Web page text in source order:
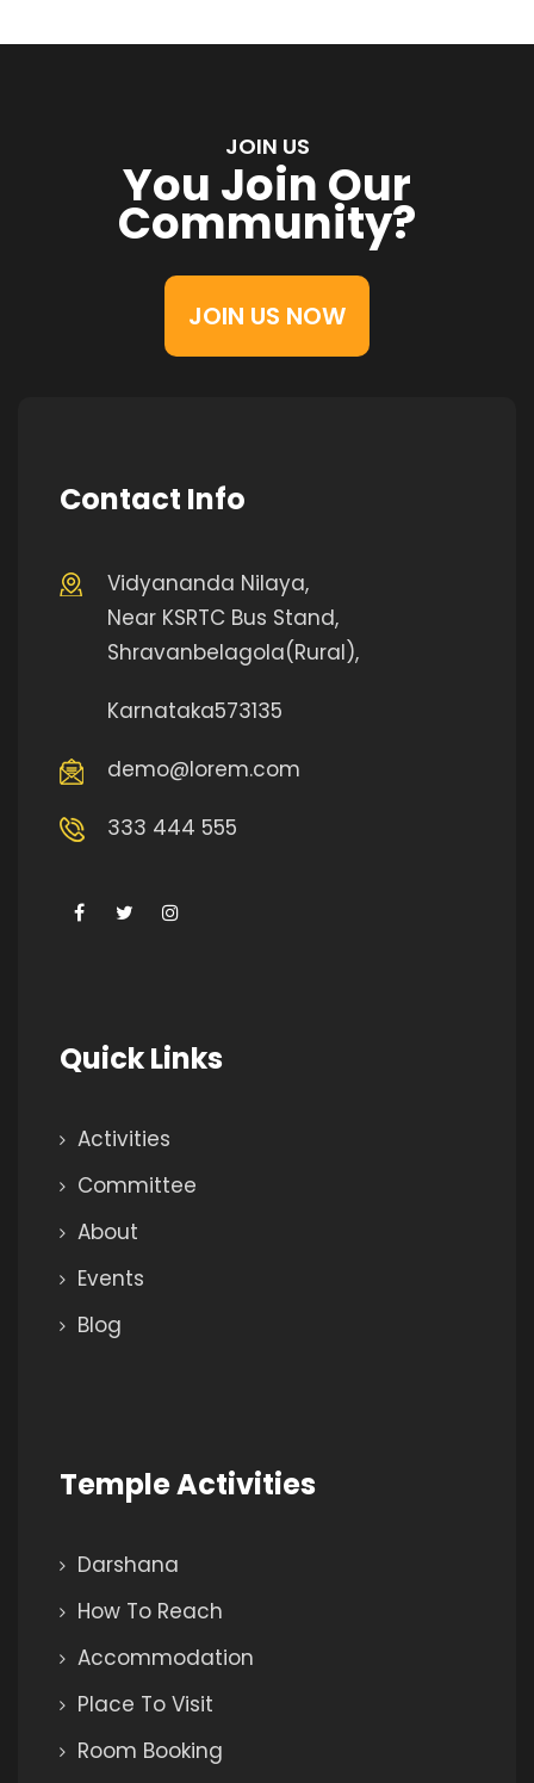
JOIN US
You Join Our
Community?
JOIN US NOW
Contact Info
Vidyananda Nilaya,
Near KSRTC Bus Stand,
Shravanbelagola(Rural),
Karnataka573135
demo@lorem.com
333 444 555
Quick Links
Activities
Committee
About
Events
Blog
Temple Activities
Darshana
How To Reach
Accommodation
Place To Visit
Room Booking